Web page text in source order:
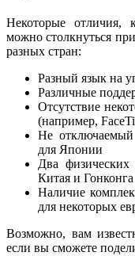
Некоторые отличия,
можно столкнуться
разных стран:
Разный язык на
Различные
Отсутствие
(например,
Не отключаемый
для Японии
Два
Китая и Гонконга
Наличие
для некоторых
Возможно, вам
если вы сможете